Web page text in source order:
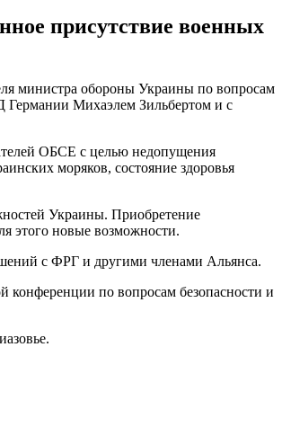
присутствие военных
министра обороны Украины по вопросам
Михаэлем Зильбертом и с
ОБСЕ с целью недопущения
моряков, состояние здоровья
Украины. Приобретение
этого новые возможности.
с ФРГ и другими членами Альянса.
конференции по вопросам безопасности и